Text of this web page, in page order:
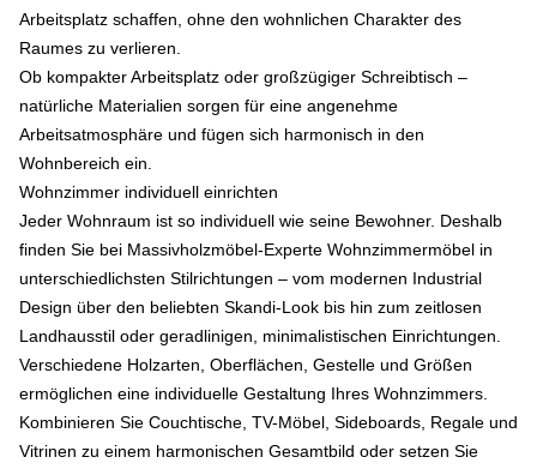
Arbeitsplatz schaffen, ohne den wohnlichen Charakter des
Raumes zu verlieren.
Ob kompakter Arbeitsplatz oder großzügiger Schreibtisch –
natürliche Materialien sorgen für eine angenehme
Arbeitsatmosphäre und fügen sich harmonisch in den
Wohnbereich ein.
Wohnzimmer individuell einrichten
Jeder Wohnraum ist so individuell wie seine Bewohner. Deshalb
finden Sie bei Massivholzmöbel-Experte Wohnzimmermöbel in
unterschiedlichsten Stilrichtungen – vom modernen Industrial
Design über den beliebten Skandi-Look bis hin zum zeitlosen
Landhausstil oder geradlinigen, minimalistischen Einrichtungen.
Verschiedene Holzarten, Oberflächen, Gestelle und Größen
ermöglichen eine individuelle Gestaltung Ihres Wohnzimmers.
Kombinieren Sie Couchtische, TV-Möbel, Sideboards, Regale und
Vitrinen zu einem harmonischen Gesamtbild oder setzen Sie